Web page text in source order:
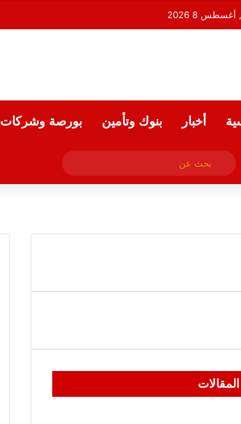
8 2026
أخبار بنوك وتأمين بورصة وشركات
ملخص الموقع RSS
بحث
عن